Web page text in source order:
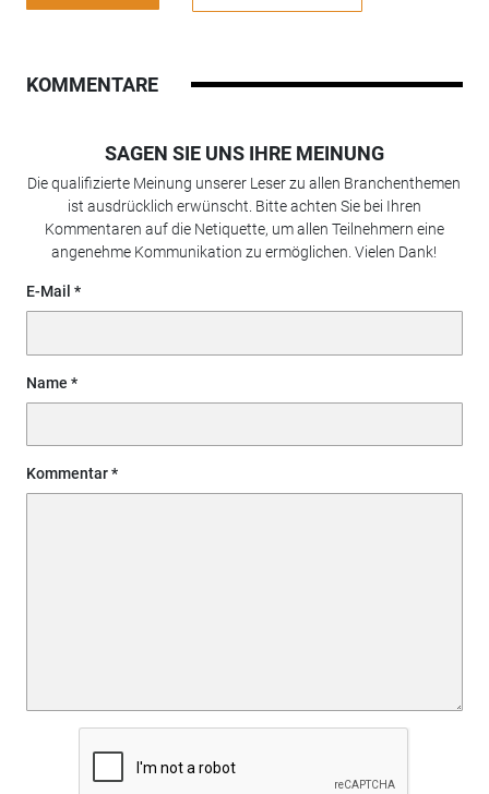
KOMMENTARE
SAGEN SIE UNS IHRE MEINUNG
Die qualifizierte Meinung unserer Leser zu allen Branchenthemen
ist ausdrücklich erwünscht. Bitte achten Sie bei Ihren
Kommentaren auf die Netiquette, um allen Teilnehmern eine
angenehme Kommunikation zu ermöglichen. Vielen Dank!
E-Mail
Name
Kommentar